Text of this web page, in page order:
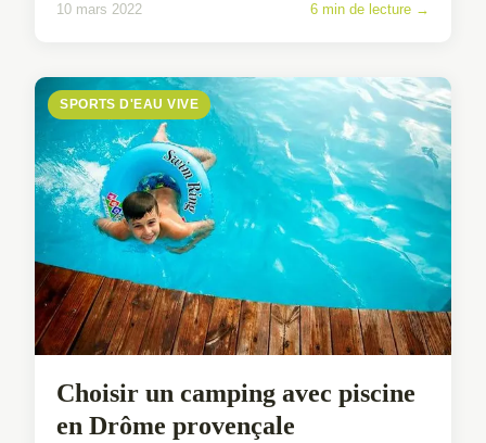
10 mars 2022 6 min de lecture →
SPORTS D'EAU VIVE
Choisir un camping avec piscine
en Drôme provençale